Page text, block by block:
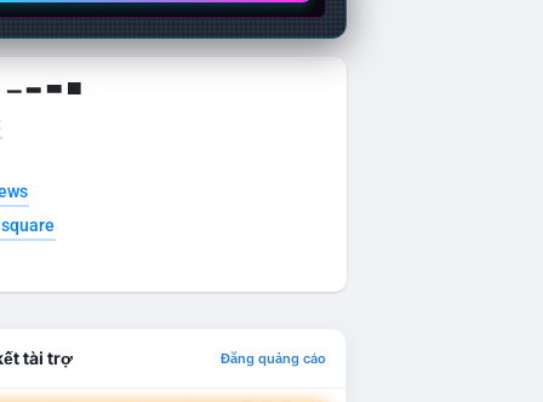
▁ ▂ ▃ ▄
tài trợ Đăng quảng cáo